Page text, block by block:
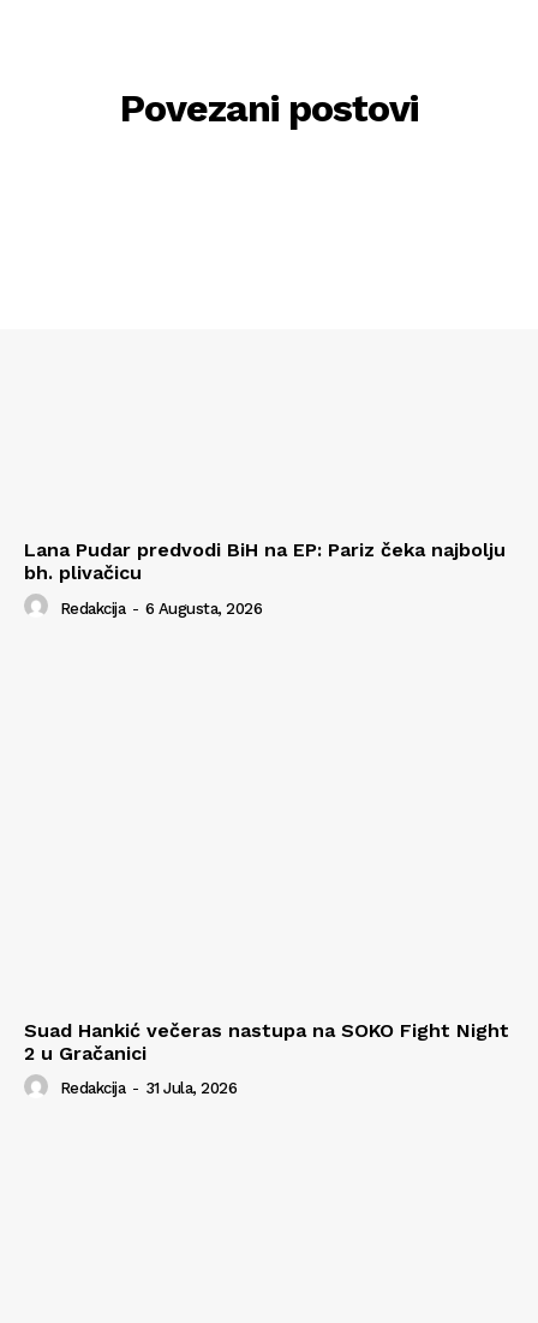
Povezani postovi
Lana Pudar predvodi BiH na EP: Pariz čeka najbolju
bh. plivačicu
Redakcija - 6 Augusta, 2026
Suad Hankić večeras nastupa na SOKO Fight Night
2 u Gračanici
Redakcija - 31 Jula, 2026